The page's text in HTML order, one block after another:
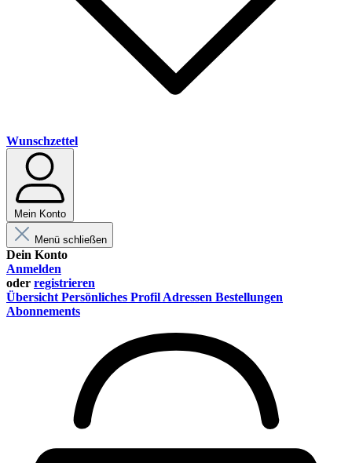
Wunschzettel
Mein Konto
Menü schließen
Dein Konto
Anmelden
oder registrieren
Übersicht Persönliches Profil Adressen Bestellungen
Abonnements